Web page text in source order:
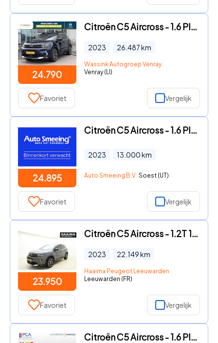
24.790
Citroën C5 Aircross - 1.6 Plug-in Hybrid 225 Shine Elektrische Stoel | Stoelverwar
2023 26.487km
Wassink Autogroep Venray
Venray (LI)
Favoriet Vergelijk
24.895
Citroën C5 Aircross - 1.6 Plug-in Hybrid 225 Shine | Stoelverwarming | Navigatie |
2023 13.000km
Auto Smeeing B.V. Soest (UT)
Favoriet Vergelijk
23.950
Citroën C5 Aircross - 1.2T 130pk C-Series | Comfort Seats | PHC Vering | Achteruit
2023 22.149km
Haaima Peugeot Leeuwarden
Leeuwarden (FR)
Favoriet Vergelijk
Citroën C5 Aircross - 1.6 Plug-in Hybrid Feel